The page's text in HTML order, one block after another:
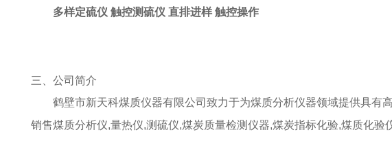
多样定硫仪 触控测硫仪 直排进样 触控操作
三、公司简介
鹤壁市新天科煤质仪器有限公司致力于为煤质分析仪器领域提供具有
销售煤质分析仪,量热仪,测硫仪,煤炭质量检测仪器,煤炭指标化验,煤质化